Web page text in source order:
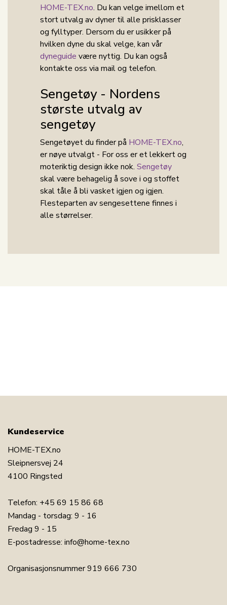
HOME-TEX.no. Du kan velge imellom et
stort utvalg av dyner til alle prisklasser
og fylltyper. Dersom du er usikker på
hvilken dyne du skal velge, kan vår
dyneguide være nyttig. Du kan også
kontakte oss via mail og telefon.
Sengetøy - Nordens
største utvalg av
sengetøy
Sengetøyet du finder på HOME-TEX.no,
er nøye utvalgt - For oss er et lekkert og
moteriktig design ikke nok. Sengetøy
skal være behagelig å sove i og stoffet
skal tåle å bli vasket igjen og igjen.
Flesteparten av sengesettene finnes i
alle størrelser.
Kundeservice
HOME-TEX.no
Sleipnersvej 24
4100 Ringsted
Telefon: +45 69 15 86 68
Mandag - torsdag: 9 - 16
Fredag 9 - 15
E-postadresse: info@home-tex.no
Organisasjonsnummer 919 666 730